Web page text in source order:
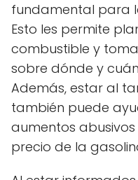
fundamental para
Esto les permite
combustible y
sobre dónde y
Además, estar al
también puede
aumentos
precio de la